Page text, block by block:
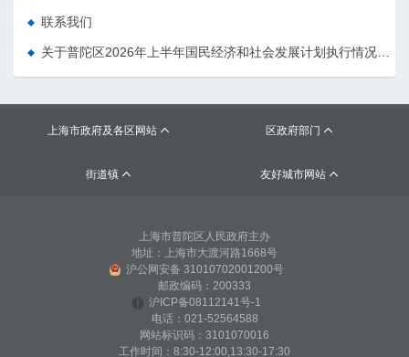
联系我们
上海市政府及各区网站  区政府部门 
街道镇  友好城市网站 
上海市普陀区人民政府主办
地址：上海市大渡河路1668号
沪公网安备 31010702001200号
邮政编码：200333
沪ICP备08112141号-1
电话：021-52564588
网站标识码：3101070016
工作时间：8:30-12:00,13:30-17:30